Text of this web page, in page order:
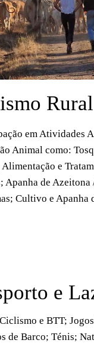
Rural
em Atividades
Animal como:
Alimentação e
Apanha de Azeitona
Cultivo e Apanha
e
e BTT;
de Barco; Ténis;